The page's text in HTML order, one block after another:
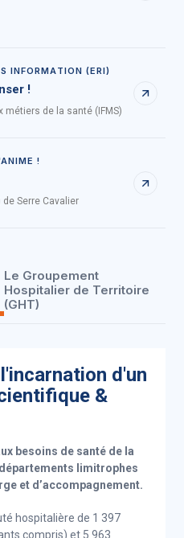
INFORMATION (ERI)
!
métiers de la santé (IFMS)
!
Serre Cavalier
Le Groupement
Hospitalier de Territoire
(GHT)
d'un
&
besoins de santé de la
limitrophes
et d’accompagnement.
hospitalière de 1 397
compris) et 5 963